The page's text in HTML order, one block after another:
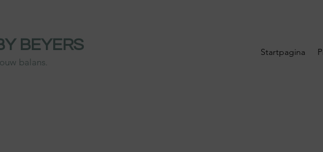
BEYERS
balans.
Startpagina